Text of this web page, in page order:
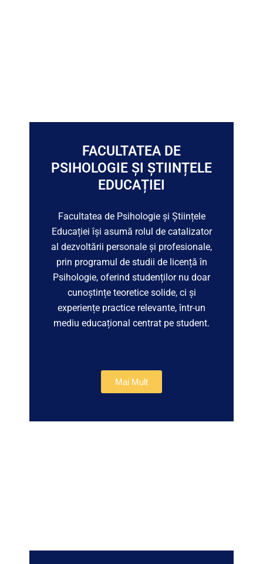
FACULTATEA DE
PSIHOLOGIE ȘI ȘTIINȚELE
EDUCAȚIEI
Facultatea de Psihologie și Științele
Educației își asumă rolul de catalizator
al dezvoltării personale și profesionale,
prin programul de studii de licență în
Psihologie, oferind studenților nu doar
cunoștințe teoretice solide, ci și
experiențe practice relevante, într-un
mediu educațional centrat pe student.
Mai Mult